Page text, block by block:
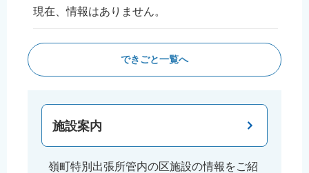
現在、情報はありません。
できごと一覧へ
施設案内
嶺町特別出張所管内の区施設の情報をご紹